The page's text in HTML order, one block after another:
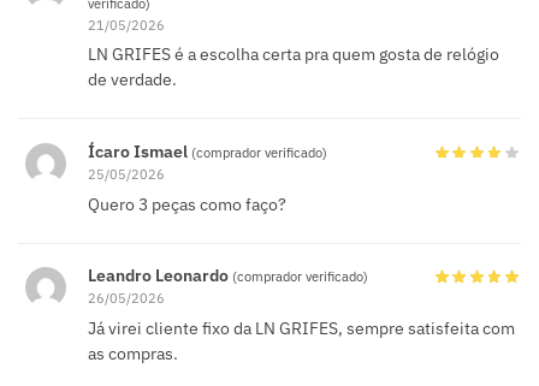
21/05/2026
LN GRIFES é a escolha certa pra quem gosta de relógio
de verdade.
Ícaro Ismael (comprador verificado)
25/05/2026
Quero 3 peças como faço?
Leandro Leonardo (comprador verificado)
26/05/2026
Já virei cliente fixo da LN GRIFES, sempre satisfeita com
as compras.